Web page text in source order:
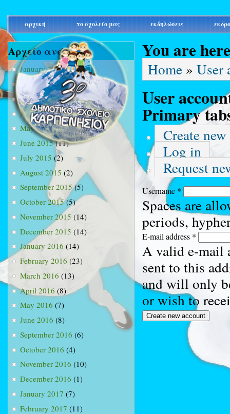
main_menu
αρχική το σχολείο μας εκδηλώσεις
Αρχείο ανά μήνα
January 2015(3)
February 2015(9)
March 2015(34)
April 2015(15)
May 2015(13)
June 2015(11)
July 2015 (2)
August 2015 (2)
September 2015(5)
October 2015(5)
November 2015 (14)
December 2015 (14)
January 2016 (14)
February 2016 (23)
March 2016 (13)
April 2016 (8)
May 2016 (7)
June 2016 (8)
September 2016 (6)
October 2016 (4)
November 2016 (10)
December 2016 (1)
January 2017 (7)
February 2017 (11)
You are here
Home » User
User
Primary
Create
Log in
Request
Username *
Spaces are
periods,
E-mail address *
A valid e-mail
sent to this
and will only
or wish to